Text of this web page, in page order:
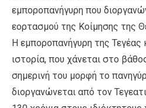
εμποροπανήγυρη που
εορτασμού της Κοίμησης της
Η εμποροπανήγυρη της Τεγέας
ιστορία, που χάνεται στο
σημερινή του μορφή το
διοργανώνεται από τον